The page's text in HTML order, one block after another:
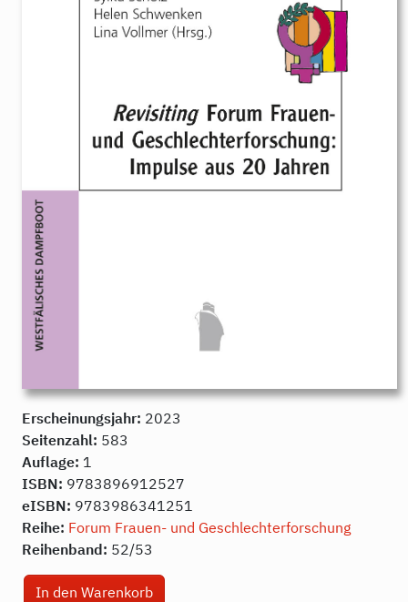
Erscheinungsjahr: 2023
Seitenzahl: 583
Auflage: 1
ISBN: 9783896912527
eISBN: 9783986341251
Reihe: Forum Frauen- und Geschlechterforschung
Reihenband: 52/53